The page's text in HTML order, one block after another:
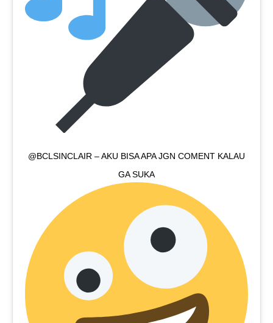
@BCLSINCLAIR – AKU BISA APA JGN COMENT KALAU
GA SUKA